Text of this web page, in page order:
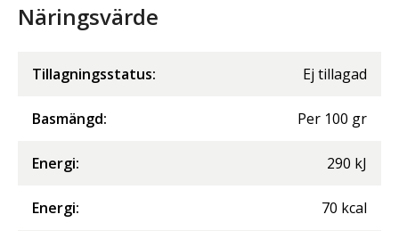
Näringsvärde
Tillagningsstatus: Ej tillagad
Basmängd: Per 100 gr
Energi: 290 kJ
Energi: 70 kcal